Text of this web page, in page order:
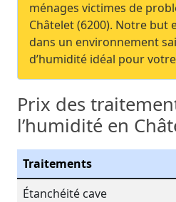
ménages victimes de
Châtelet (6200). Notre but
dans un environnement
d’humidité idéal pour
Prix des
l’humidité en
Traitements
Étanchéité cave